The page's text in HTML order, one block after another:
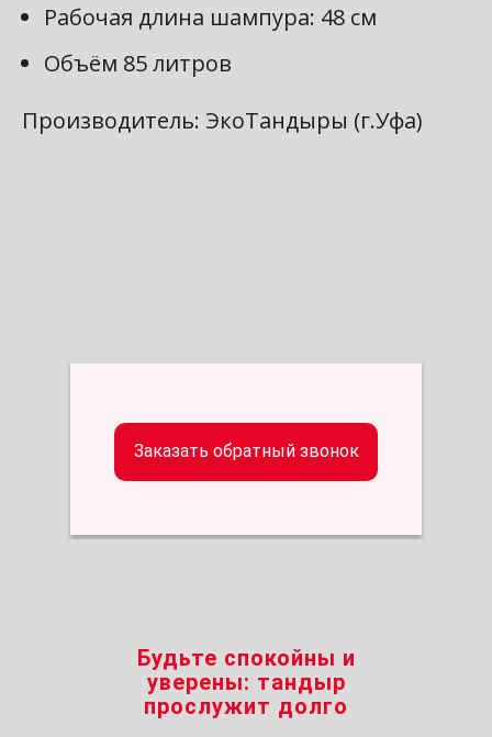
Рабочая длина шампура: 48 см
Объём 85 литров
Производитель: ЭкоТандыры (г.Уфа)
Заказать обратный звонок
Будьте спокойны и
уверены: тандыр
прослужит долго